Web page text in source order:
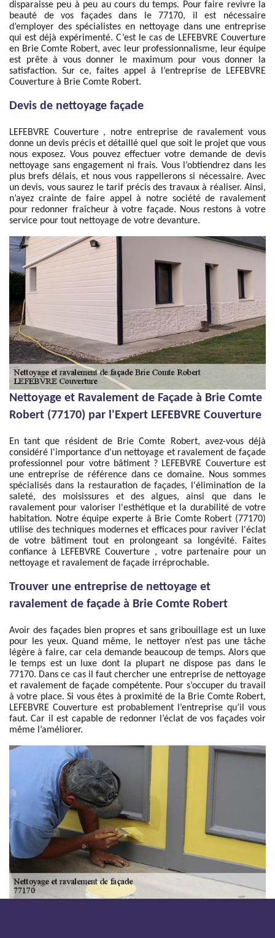
disparaisse peu à peu au cours du temps. Pour faire revivre la
beauté de vos façades dans le 77170, il est nécessaire
d’employer des spécialistes en nettoyage dans une entreprise
qui est déjà expérimenté. C’est le cas de LEFEBVRE Couverture
en Brie Comte Robert, avec leur professionnalisme, leur équipe
est prête à vous donner le maximum pour vous donner la
satisfaction. Sur ce, faites appel à l’entreprise de LEFEBVRE
Couverture à Brie Comte Robert.
Devis de nettoyage façade
LEFEBVRE Couverture , notre entreprise de ravalement vous
donne un devis précis et détaillé quel que soit le projet que vous
nous exposez. Vous pouvez effectuer votre demande de devis
nettoyage sans engagement ni frais. Vous l’obtiendrez dans les
plus brefs délais, et nous vous rappellerons si nécessaire. Avec
un devis, vous saurez le tarif précis des travaux à réaliser. Ainsi,
n’ayez crainte de faire appel à notre société de ravalement
pour redonner fraîcheur à votre façade. Nous restons à votre
service pour tout nettoyage de votre devanture.
Nettoyage et Ravalement de Façade à Brie Comte
Robert (77170) par l'Expert LEFEBVRE Couverture
En tant que résident de Brie Comte Robert, avez-vous déjà
considéré l'importance d'un nettoyage et ravalement de façade
professionnel pour votre bâtiment ? LEFEBVRE Couverture est
une entreprise de référence dans ce domaine. Nous sommes
spécialisés dans la restauration de façades, l'élimination de la
saleté, des moisissures et des algues, ainsi que dans le
ravalement pour valoriser l'esthétique et la durabilité de votre
habitation. Notre équipe experte à Brie Comte Robert (77170)
utilise des techniques modernes et efficaces pour raviver l'éclat
de votre bâtiment tout en prolongeant sa longévité. Faites
confiance à LEFEBVRE Couverture , votre partenaire pour un
nettoyage et ravalement de façade irréprochable.
Trouver une entreprise de nettoyage et
ravalement de façade à Brie Comte Robert
Avoir des façades bien propres et sans gribouillage est un luxe
pour les yeux. Quand même, le nettoyer n’est pas une tâche
légère à faire, car cela demande beaucoup de temps. Alors que
le temps est un luxe dont la plupart ne dispose pas dans le
77170. Dans ce cas il faut chercher une entreprise de nettoyage
et ravalement de façade compétente. Pour s’occuper du travail
à votre place. Si vous êtes à proximité de la Brie Comte Robert,
LEFEBVRE Couverture est probablement l’entreprise qu’il vous
faut. Car il est capable de redonner l’éclat de vos façades voir
même l’améliorer.